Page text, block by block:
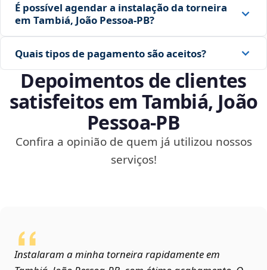
É possível agendar a instalação da torneira
em Tambiá, João Pessoa‑PB?
Quais tipos de pagamento são aceitos?
Depoimentos de clientes
satisfeitos em Tambiá, João
Pessoa‑PB
Confira a opinião de quem já utilizou nossos
serviços!
Instalaram a minha torneira rapidamente em